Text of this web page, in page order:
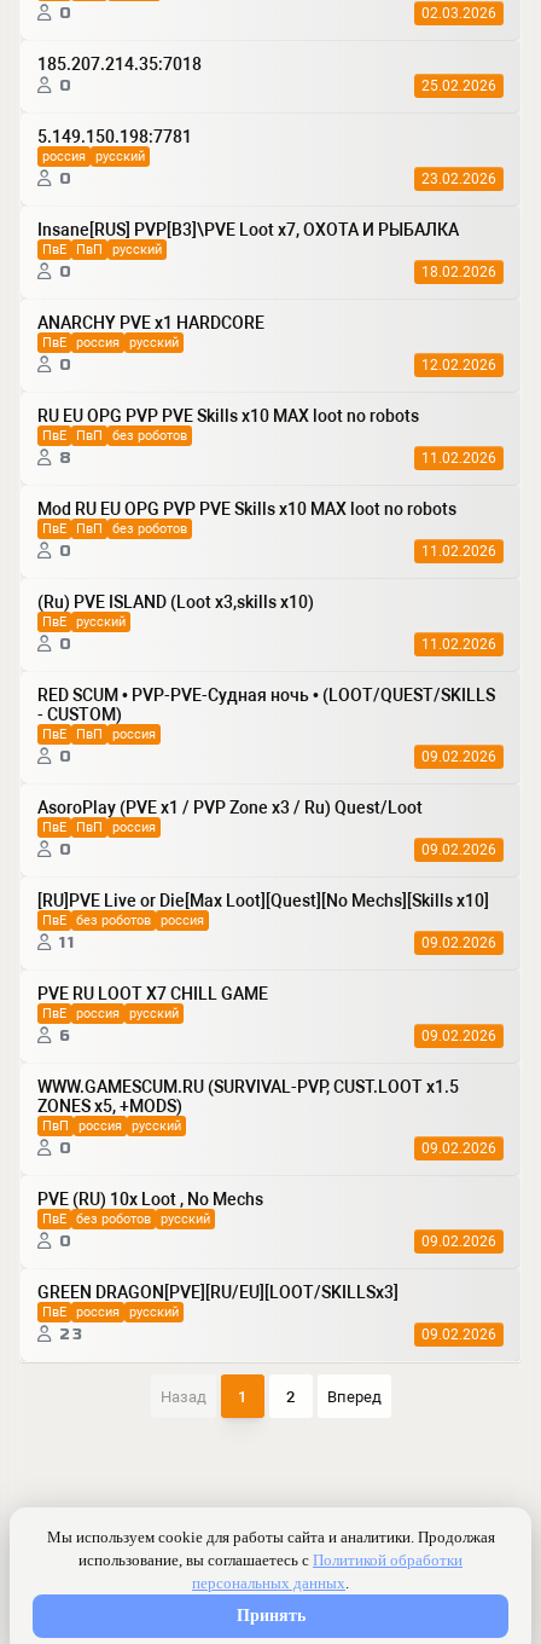
0 02.03.2026
185.207.214.35:7018
0
25.02.2026
5.149.150.198:7781
россия русский
0 23.02.2026
Insane[RUS] PVP[B3]\PVE Loot x7, ОХОТА И РЫБАЛКА
ПвЕ ПвП русский
0 18.02.2026
ANARCHY PVE x1 HARDCORE
ПвЕ россия русский
0 12.02.2026
RU EU OPG PVP PVE Skills x10 MAX loot no robots
ПвЕ ПвП без роботов
8 11.02.2026
Mod RU EU OPG PVP PVE Skills x10 MAX loot no robots
ПвЕ ПвП без роботов
0 11.02.2026
(Ru) PVE ISLAND (Loot x3,skills x10)
ПвЕ русский
0 11.02.2026
RED SCUM • PVP-PVE-Судная ночь • (LOOT/QUEST/SKILLS
- CUSTOM)
ПвЕ ПвП россия
0 09.02.2026
AsoroPlay (PVE x1 / PVP Zone x3 / Ru) Quest/Loot
ПвЕ ПвП россия
0 09.02.2026
[RU]PVE Live or Die[Max Loot][Quest][No Mechs][Skills x10]
ПвЕ без роботов россия
11 09.02.2026
PVE RU LOOT X7 CHILL GAME
ПвЕ россия русский
6 09.02.2026
WWW.GAMESCUM.RU (SURVIVAL-PVP, CUST.LOOT x1.5
ZONES x5, +MODS)
ПвП россия русский
0 09.02.2026
PVE (RU) 10x Loot , No Mechs
ПвЕ без роботов русский
0 09.02.2026
GREEN DRAGON[PVE][RU/EU][LOOT/SKILLSx3]
ПвЕ россия русский
23 09.02.2026
Назад 1 2 Вперед